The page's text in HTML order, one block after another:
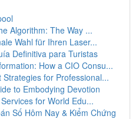
Algorithm: The Way ...
Wahl für Ihren Laser...
Definitiva para Turistas
How a CIO Consu...
for Professional...
to Embodying Devotion
for World Edu...
Số Hôm Nay & Kiểm Chứng